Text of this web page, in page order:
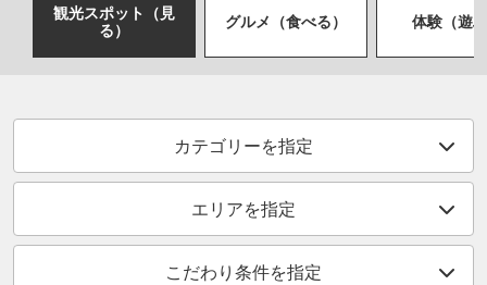
観光スポット（見
る）
グルメ（食べる） 体験（遊
カテゴリーを指定
エリアを指定
こだわり条件を指定